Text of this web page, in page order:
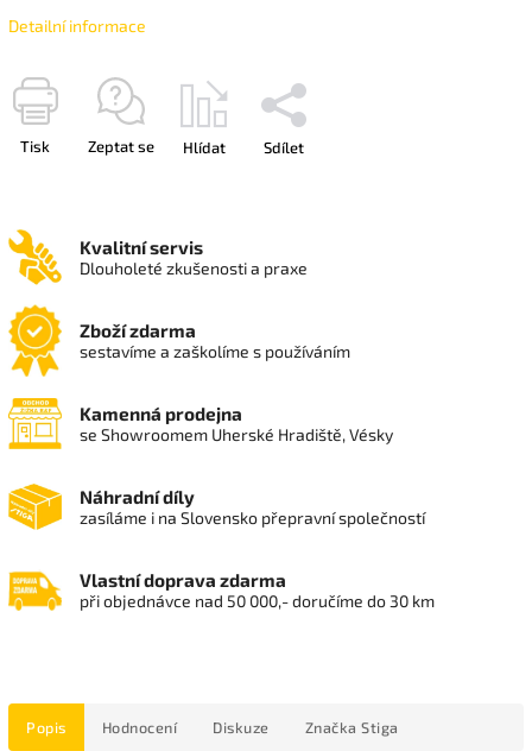
Detailní informace
Tisk Zeptat se Hlídat Sdílet
Kvalitní servis
Dlouholeté zkušenosti a praxe
Zboží zdarma
sestavíme a zaškolíme s používáním
Kamenná prodejna
se Showroomem Uherské Hradiště, Vésky
Náhradní díly
zasíláme i na Slovensko přepravní společností
Vlastní doprava zdarma
při objednávce nad 50 000,- doručíme do 30 km
Popis Hodnocení Diskuze Značka Stiga